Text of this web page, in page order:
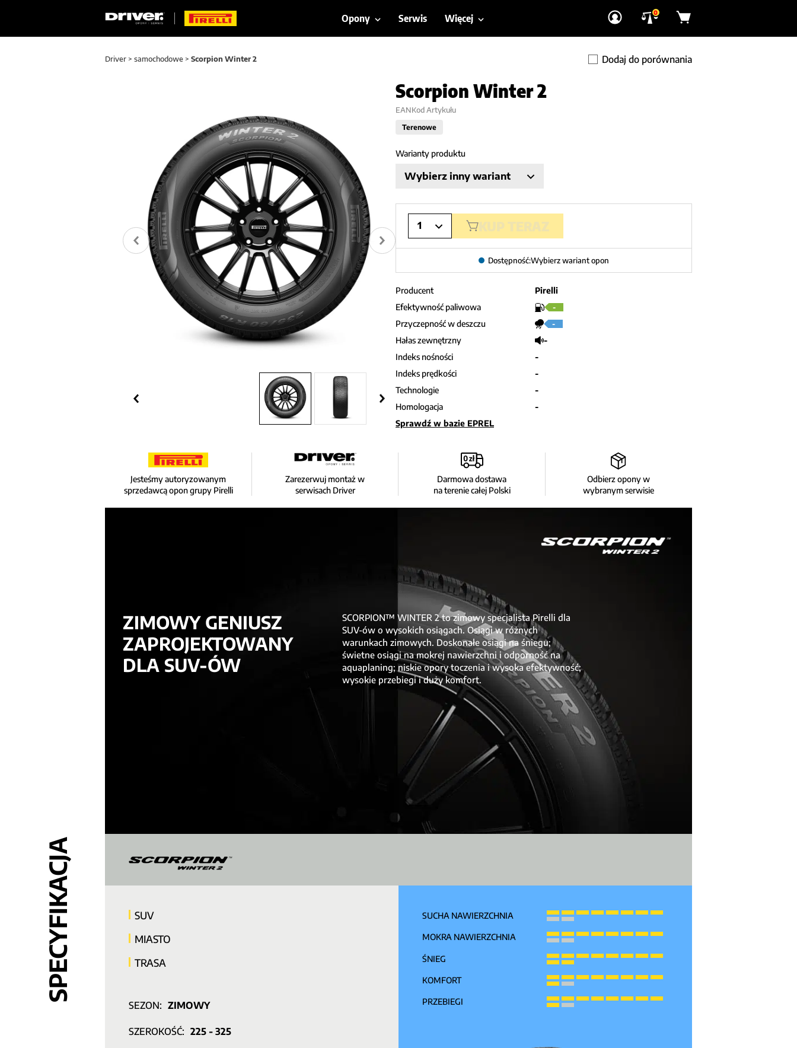
Opony Serwis Więcej
0
Driver > samochodowe > Scorpion Winter 2 Dodaj do porównania
Scorpion Winter 2
EANKod Artykułu
Terenowe
Warianty produktu
Wybierz inny wariant
1
Dostępność:Wybierz wariant opon
Producent
Pirelli
Efektywność paliwowa
-
Przyczepność w deszczu -
Hałas zewnętrzny
-
Indeks nośności
-
Indeks prędkości
-
Technologie
-
Homologacja
-
Sprawdź w bazie EPREL
Jesteśmy autoryzowanym
sprzedawcą opon grupy Pirelli
Zarezerwuj montaż w
serwisach Driver
Darmowa dostawa
na terenie całej Polski
Odbierz opony w
wybranym serwisie
ZIMOWY GENIUSZ
ZAPROJEKTOWANY
DLA SUV-ÓW
SCORPION™ WINTER 2 to zimowy specjalista Pirelli dla
SUV-ów o wysokich osiągach. Osiągi w różnych
warunkach zimowych. Doskonałe osiągi na śniegu;
świetne osiągi na mokrej nawierzchni i odporność na
aquaplaning; niskie opory toczenia i wysoka efektywność;
wysokie przebiegi i duży komfort.
SPECYFIKACJA
SUV
MIASTO
TRASA
SEZON: ZIMOWY
SZEROKOŚĆ: 225 - 325
SUCHA NAWIERZCHNIA
MOKRA NAWIERZCHNIA
ŚNIEG
KOMFORT
PRZEBIEGI